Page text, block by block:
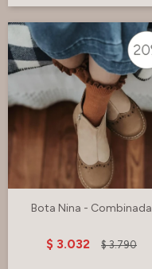
Bota Nina - Combinada
$ 3.032 $ 3.790